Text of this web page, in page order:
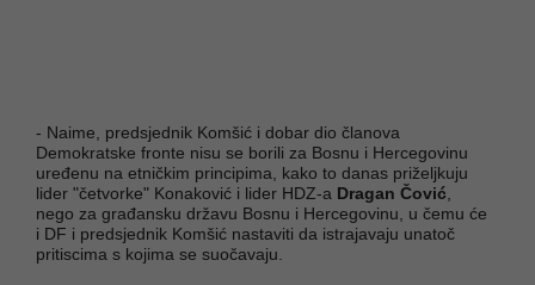
- Naime, predsjednik Komšić i dobar dio članova
Demokratske fronte nisu se borili za Bosnu i Hercegovinu
uređenu na etničkim principima, kako to danas priželjkuju
lider "četvorke" Konaković i lider HDZ-a Dragan Čović
nego za građansku državu Bosnu i Hercegovinu, u čemu će
i DF i predsjednik Komšić nastaviti da istrajavaju unatoč
pritiscima s kojima se suočavaju.